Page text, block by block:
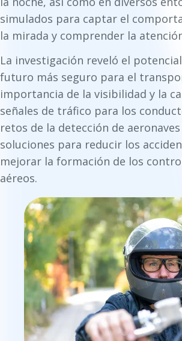
simulados para captar el
la mirada y comprender la
La investigación reveló el
futuro más seguro para el
importancia de la visibilidad y la
señales de tráfico para los
retos de la detección de aeronaves
soluciones para reducir los
mejorar la formación de los
aéreos.